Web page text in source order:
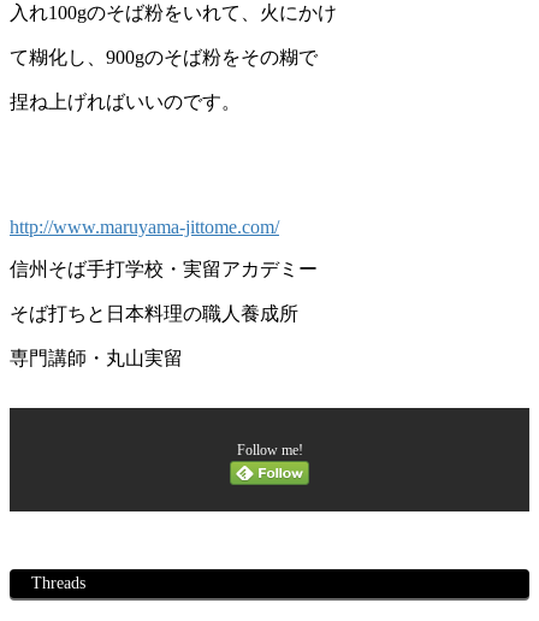
入れ100gのそば粉をいれて、火にかけ
て糊化し、900gのそば粉をその糊で
捏ね上げればいいのです。
http://www.maruyama-jittome.com/
信州そば手打学校・実留アカデミー
そば打ちと日本料理の職人養成所
専門講師・丸山実留
Follow me!
Threads